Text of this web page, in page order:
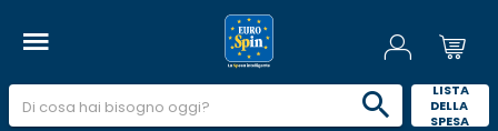
LISTA
DELLA
SPESA